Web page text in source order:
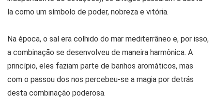
la como um símbolo de poder, nobreza e vitória.
Na época, o sal era colhido do mar mediterrâneo e, por isso,
a combinação se desenvolveu de maneira harmônica. A
princípio, eles faziam parte de banhos aromáticos, mas
com o passou dos nos percebeu-se a magia por detrás
desta combinação poderosa.